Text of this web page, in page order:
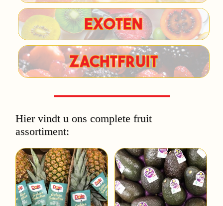
Hier vindt u ons complete fruit
assortiment: